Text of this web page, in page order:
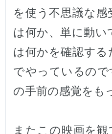
を使う不思議な
は何か、単に動
は何かを確認す
でやっているの
の手前の感覚をも
またこの映画を